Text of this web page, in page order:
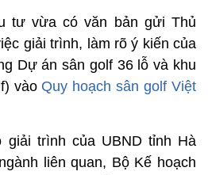
tư vừa có văn bản gửi Thủ
giải trình, làm rõ ý kiến của
Dự án sân golf 36 lỗ và khu
vào Quy hoạch sân golf Việt
giải trình của UBND tỉnh Hà
liên quan, Bộ Kế hoạch